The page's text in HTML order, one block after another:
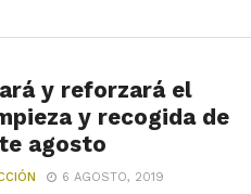
y reforzará el
y recogida de
agosto
6 AGOSTO, 2019